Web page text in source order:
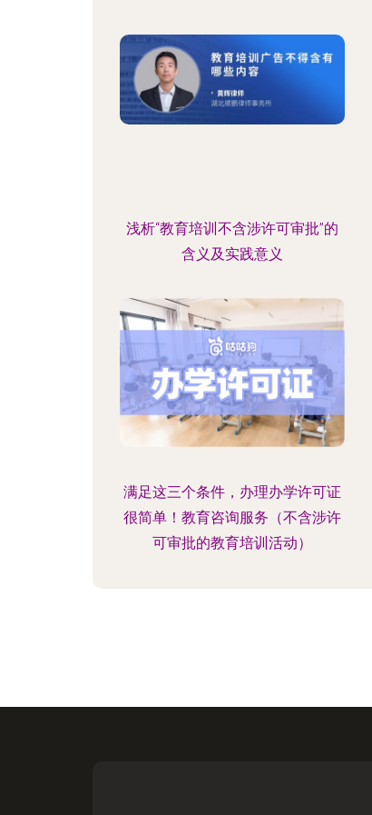
浅析“教育培训不含涉许可审批”的
含义及实践意义
满足这三个条件，办理办学许可证
很简单！教育咨询服务（不含涉许
可审批的教育培训活动）